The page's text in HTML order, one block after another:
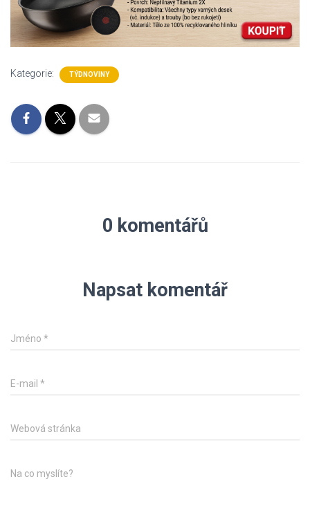
Kategorie: TÝDNOVINY
0 komentářů
Napsat komentář
Jméno *
E-mail *
Webová stránka
Na co myslíte?